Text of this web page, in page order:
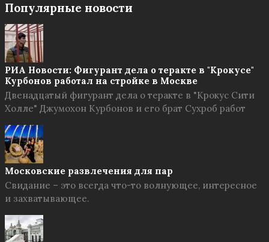
Популярные новости
РИА Новости: Фигурант дела о теракте в "Крокусе"
Курбонов работал на стройке в Москве
Двенадцатый фигурант дела о теракте в "Крокус Сити
Холле" Джумохон Курбонов и его брат Сухроб работ
Московские развлечения для пар
Свидание – это всегда что-то волнующее, интересное
и захватывающее.